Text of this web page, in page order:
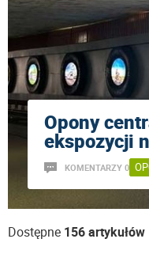
Opony
ekspozycji
KOMENTARZY 0
Dostępne 156 artykułów